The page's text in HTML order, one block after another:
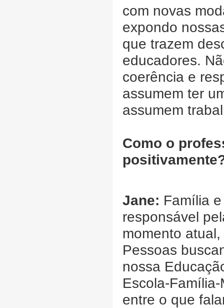
com novas
expondo
que trazem
educadores.
coerência e
assumem ter
assumem
Como o
Jane: Família
responsável
momento
Pessoas
nossa
Escola-
entre o que